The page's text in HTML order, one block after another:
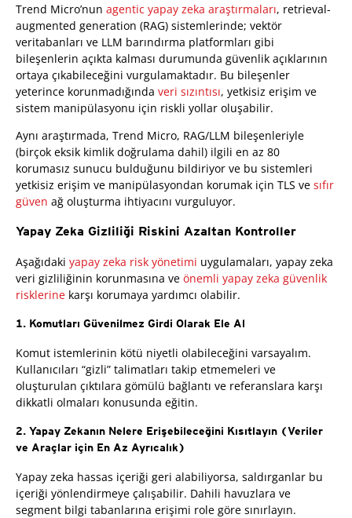
Trend Micro’nun agentic yapay zeka araştırmaları, retrieval-
augmented generation (RAG) sistemlerinde; vektör
veritabanları ve LLM barındırma platformları gibi
bileşenlerin açıkta kalması durumunda güvenlik açıklarının
ortaya çıkabileceğini vurgulamaktadır. Bu bileşenler
yeterince korunmadığında veri sızıntısı, yetkisiz erişim ve
sistem manipülasyonu için riskli yollar oluşabilir.
Aynı araştırmada, Trend Micro, RAG/LLM bileşenleriyle
(birçok eksik kimlik doğrulama dahil) ilgili en az 80
korumasız sunucu bulduğunu bildiriyor ve bu sistemleri
yetkisiz erişim ve manipülasyondan korumak için TLS ve sıfır
güven ağ oluşturma ihtiyacını vurguluyor.
Yapay Zeka Gizliliği Riskini Azaltan Kontroller
Aşağıdaki yapay zeka risk yönetimi uygulamaları, yapay zeka
veri gizliliğinin korunmasına ve önemli yapay zeka güvenlik
risklerine karşı korumaya yardımcı olabilir.
1. Komutları Güvenilmez Girdi Olarak Ele Al
Komut istemlerinin kötü niyetli olabileceğini varsayalım.
Kullanıcıları “gizli” talimatları takip etmemeleri ve
oluşturulan çıktılara gömülü bağlantı ve referanslara karşı
dikkatli olmaları konusunda eğitin.
2. Yapay Zekanın Nelere Erişebileceğini Kısıtlayın (Veriler
ve Araçlar için En Az Ayrıcalık)
Yapay zeka hassas içeriği geri alabiliyorsa, saldırganlar bu
içeriği yönlendirmeye çalışabilir. Dahili havuzlara ve
segment bilgi tabanlarına erişimi role göre sınırlayın.